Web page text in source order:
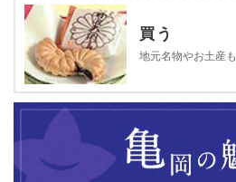
買う
地元名物やお土産も